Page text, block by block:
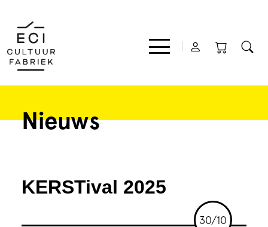
Film
Theater
Nieuws
KERSTival 2025
30/10